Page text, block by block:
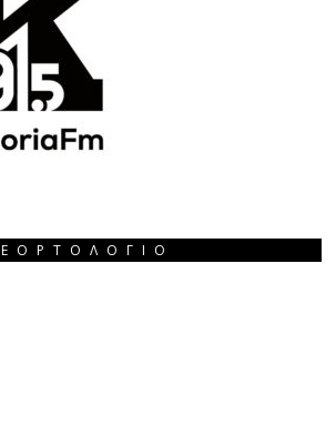
ΕΟΡΤΟΛΌΓΙΟ